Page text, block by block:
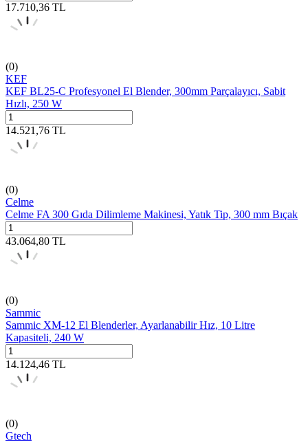
17.710,36 TL
(0)
KEF
KEF BL25-C Profesyonel El Blender, 300mm Parçalayıcı, Sabit
Hızlı, 250 W
14.521,76 TL
(0)
Celme
Celme FA 300 Gıda Dilimleme Makinesi, Yatık Tip, 300 mm Bıçak
43.064,80 TL
(0)
Sammic
Sammic XM-12 El Blenderler, Ayarlanabilir Hız, 10 Litre
Kapasiteli, 240 W
14.124,46 TL
(0)
Gtech